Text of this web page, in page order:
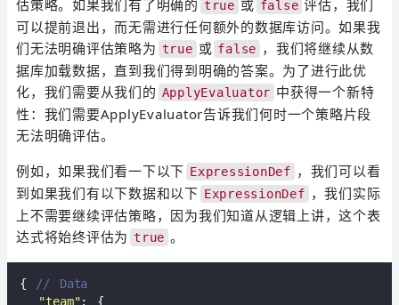
估策略。如果我们有了明确的 true 或 false 评估，我们
可以提前退出，而无需进行任何额外的数据库访问。如果我
们无法明确评估策略为 true 或 false ，我们将继续从数
据库加载数据，直到我们得到明确的答案。为了进行此优
化，我们需要从我们的 ApplyEvaluator 中获得一个新特
性：我们需要ApplyEvaluator告诉我们何时一个策略片段
无法明确评估。
例如，如果我们看一下以下 ExpressionDef ，我们可以看
到如果我们有以下数据和以下 ExpressionDef ，我们实际
上不需要继续评估策略，因为我们知道从逻辑上讲，这个表
达式将始终评估为 true 。
{
// Data
"team": {